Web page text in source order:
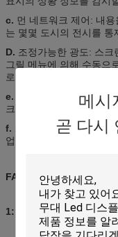
메시
곧 다시
가동: -
c. 먼 네트워크 제어: 내
는 몇몇 도시의 전시를 통
D. 조정가능한 광도: 스
그릴 메뉴에 의해 수동으
로 조정.
e. 큰 화면 통제: 통제 최
크린, 구조 진동 또는 감
f. 최고는 재생율, 높은
업적인 광고물 가치를 낙
FAQ
1: 당신의 지도한 전시의